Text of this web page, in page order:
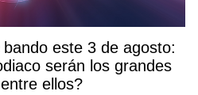
este 3 de agosto:
serán los grandes
ellos?